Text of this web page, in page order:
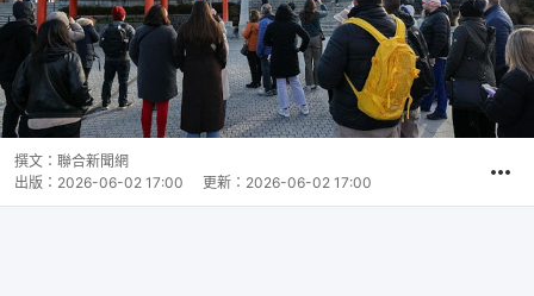
撰文： 聯合新聞網
出版： 2026-06-02 17:00 更新： 2026-06-02 17:00